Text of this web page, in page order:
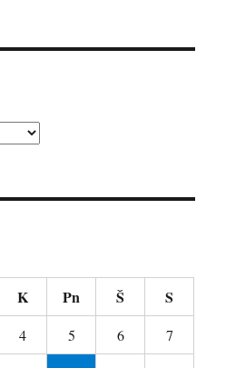
K Pn Š S
4 5 6
7